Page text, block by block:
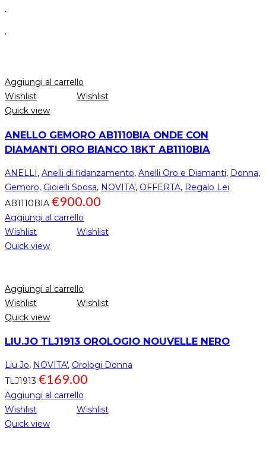
.
.
Aggiungi al carrello
Wishlist
Wishlist
Quick view
ANELLO GEMORO AB1110BIA ONDE CON
DIAMANTI ORO BIANCO 18KT AB1110BIA
ANELLI, Anelli di fidanzamento, Anelli Oro e Diamanti, Donna,
Gemoro, Gioielli Sposa, NOVITA', OFFERTA, Regalo Lei
AB1110BIA €900.00
Aggiungi al carrello
Wishlist
Wishlist
Quick view
Aggiungi al carrello
Wishlist
Wishlist
Quick view
LIU.JO TLJ1913 OROLOGIO NOUVELLE NERO
Liu Jo, NOVITA', Orologi Donna
TLJ1913 €169.00
Aggiungi al carrello
Wishlist
Wishlist
Quick view